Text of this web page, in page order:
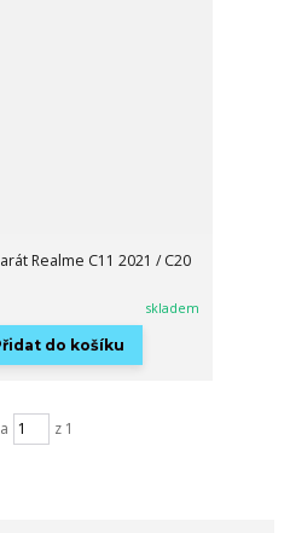
Realme C11 2021 / C20
skladem
do košíku
z 1